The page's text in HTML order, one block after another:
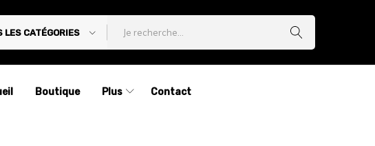
LES CATÉGORIES
Boutique Plus Contact